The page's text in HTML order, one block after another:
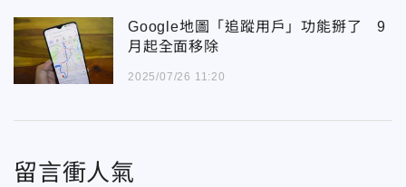
Google地圖「追蹤用戶」功能掰了 9
月起全面移除
2025/07/26 11:20
留言衝人氣